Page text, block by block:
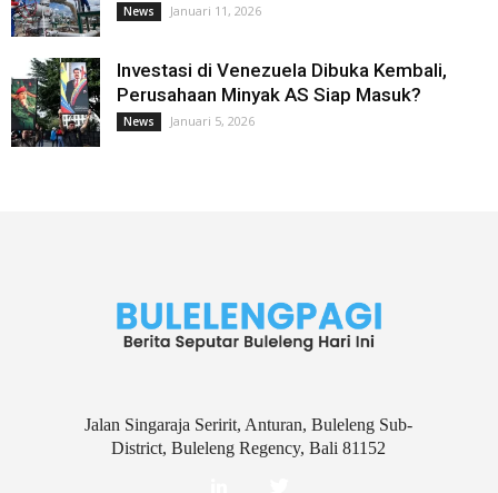
News Januari 11, 2026
Investasi di Venezuela Dibuka Kembali,
Perusahaan Minyak AS Siap Masuk?
News Januari 5, 2026
Jalan Singaraja Seririt, Anturan, Buleleng Sub-
District, Buleleng Regency, Bali 81152